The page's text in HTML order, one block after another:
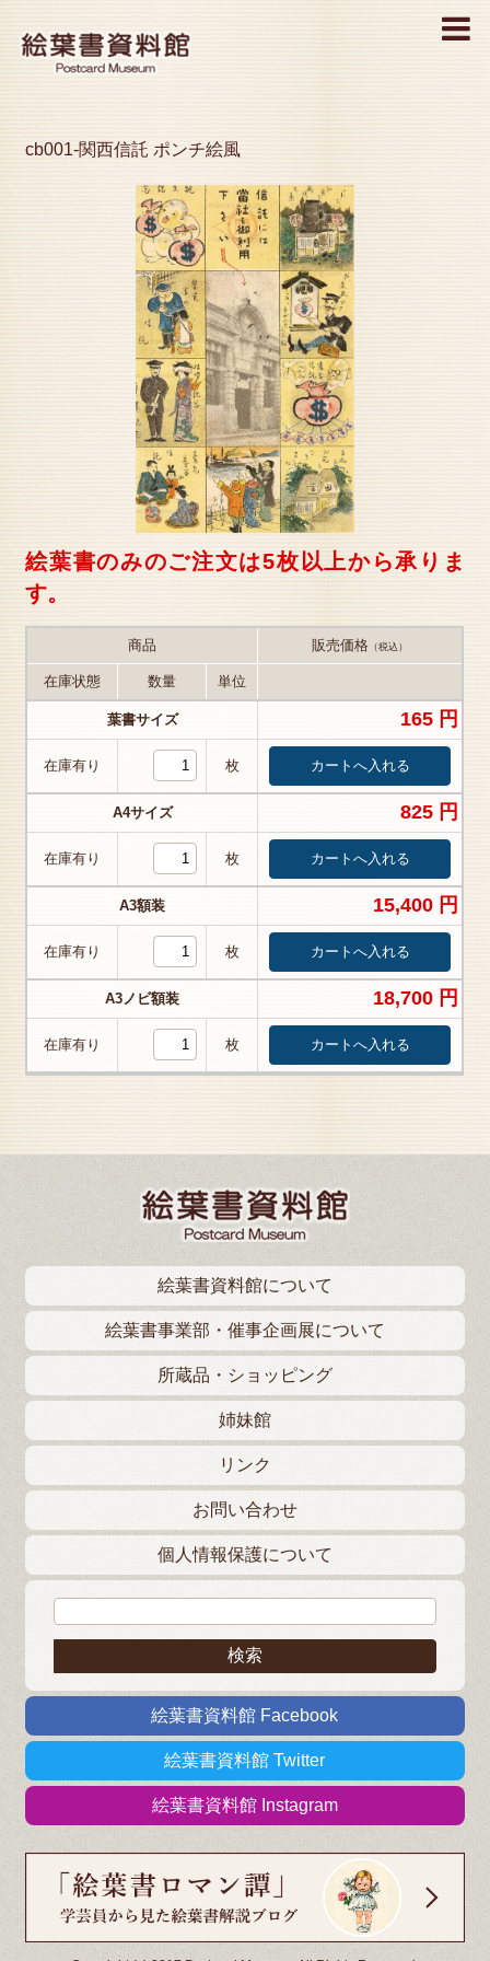
MENU
cb001-関西信託 ポンチ絵風
絵葉書のみのご注文は5枚以上から承りま
す。
商品 販売価格 （税込）
在庫状態 数量 単位
葉書サイズ 165 円
在庫有り 枚
A4サイズ 825 円
在庫有り 枚
A3額装 15,400 円
在庫有り 枚
A3ノビ額装 18,700 円
在庫有り 枚
絵葉書資料館について
絵葉書事業部・催事企画展について
所蔵品・ショッピング
姉妹館
リンク
お問い合わせ
個人情報保護について
絵葉書資料館 Facebook
絵葉書資料館 Twitter
絵葉書資料館 Instagram